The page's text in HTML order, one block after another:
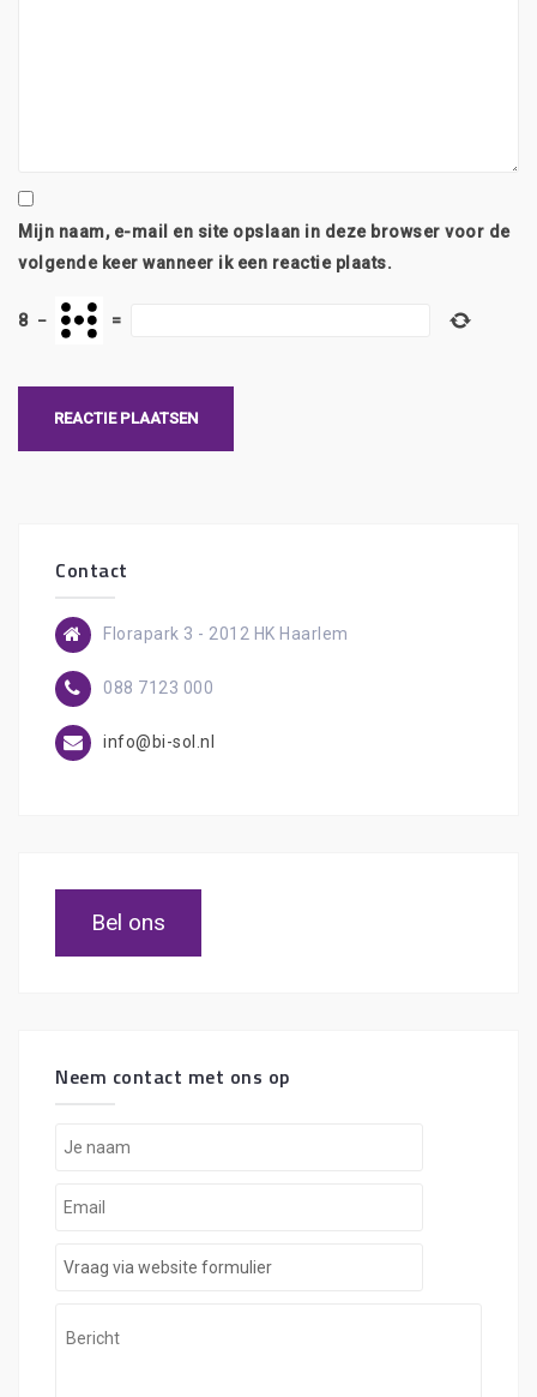
Mijn naam, e-mail en site opslaan in deze browser voor de
volgende keer wanneer ik een reactie plaats.
8 − =
Contact
Florapark 3 - 2012 HK Haarlem
088 7123 000
info@bi-sol.nl
Bel ons
Neem contact met ons op